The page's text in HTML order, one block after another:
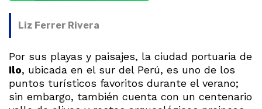
Liz Ferrer Rivera
Por sus playas y paisajes, la ciudad portuaria de
Ilo, ubicada en el sur del Perú, es uno de los
puntos turísticos favoritos durante el verano;
sin embargo, también cuenta con un centenario